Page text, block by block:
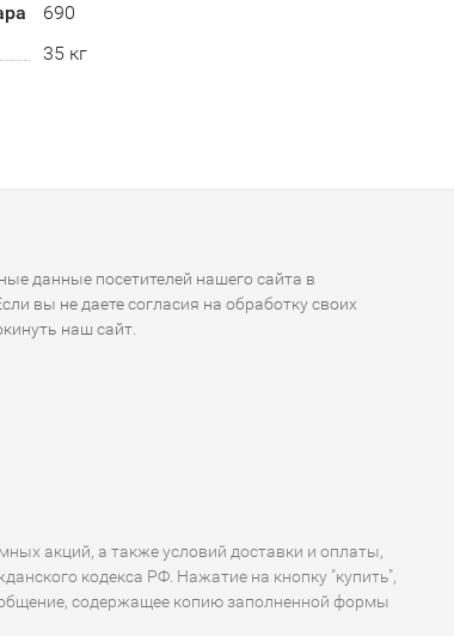
690
35 кг
данные посетителей нашего сайта в
вы не даете согласия на обработку своих
наш сайт.
акций, а также условий доставки и оплаты,
кодекса РФ. Нажатие на кнопку "купить",
содержащее копию заполненной формы